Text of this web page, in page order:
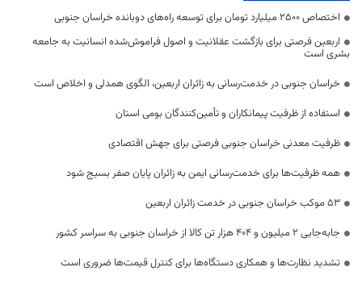
اختصاص 2500 میلیارد تومان برای توسعه راه‌های دوبانده خراسان جنوبی
اربعین فرصتی برای بازگشت عقلانیت و اصول فراموش‌شده انسانیت به جامعه
بشری است
خراسان جنوبی در خدمت‌رسانی به زائران اربعین، الگوی همدلی و اخلاص است
استفاده از ظرفیت پیمانکاران و تأمین‌کنندگان بومی استان
ظرفیت معدنی خراسان جنوبی فرصتی برای جهش اقتصادی
همه ظرفیت‌ها برای خدمت‌رسانی ایمن به زائران پایان صفر بسیج شود
53 موکب خراسان جنوبی در خدمت زائران اربعین
جابه‌جایی 2 میلیون و 404 هزار تن کالا از خراسان جنوبی به سراسر کشور
تشدید نظارت‌ها و همکاری دستگاه‌ها برای کنترل قیمت‌ها ضروری است